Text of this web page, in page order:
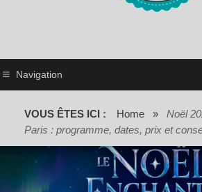
Navigation
VOUS ÊTES ICI : Home »
Noël
Paris : programme, dates, prix et